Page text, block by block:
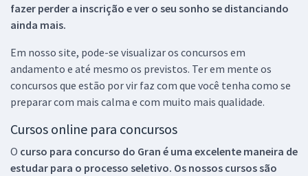
fazer perder a inscrição e ver o seu sonho se distanciando
ainda mais.
Em nosso site, pode-se visualizar os concursos em
andamento e até mesmo os previstos. Ter em mente os
concursos que estão por vir faz com que você tenha como se
preparar com mais calma e com muito mais qualidade.
Cursos online para concursos
O curso para concurso do Gran é uma excelente maneira de
estudar para o processo seletivo. Os nossos cursos são